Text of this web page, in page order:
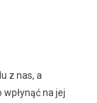
z nas, a
na jej